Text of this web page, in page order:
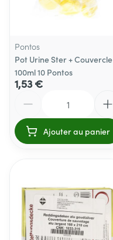
Pontos
Pot Urine Ster + Couvercle
100ml 10 Pontos
1,53 €
Ajouter au panier